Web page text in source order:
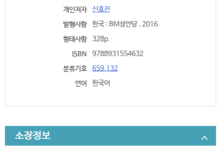
개인저자
신호진
발행사항
한국 : BM성안당 , 2016.
형태사항
328p.
ISBN
9788931554632
분류기호
659.132
언어
한국어
소장정보